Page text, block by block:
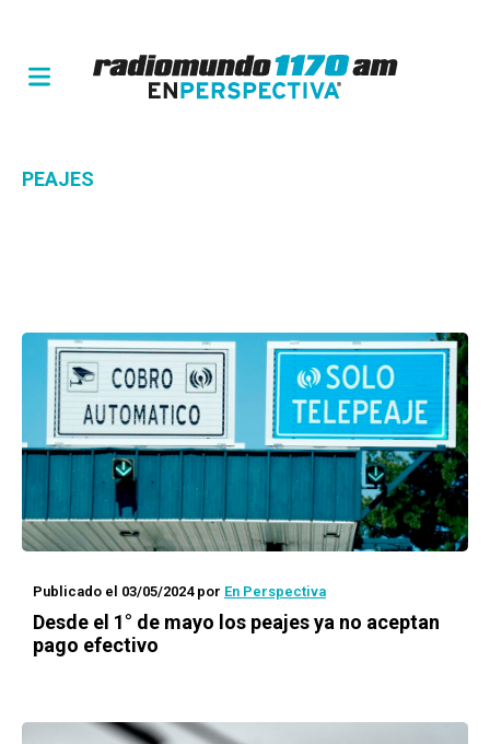
PEAJES
Publicado el 03/05/2024por En Perspectiva
Desde el 1° de mayo los peajes ya no aceptan
pago efectivo